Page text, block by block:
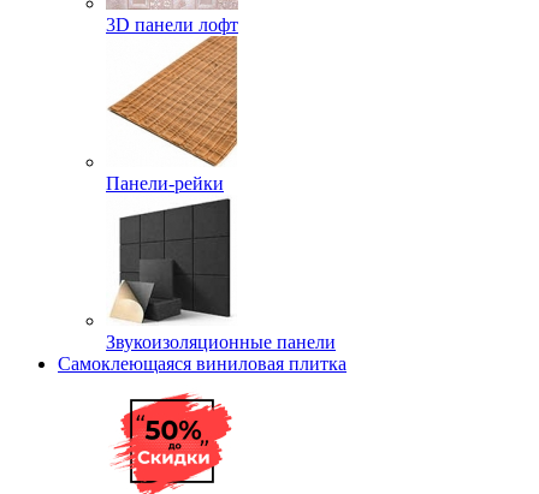
3D панели лофт
Панели-рейки
Звукоизоляционные панели
Самоклеющаяся виниловая плитка